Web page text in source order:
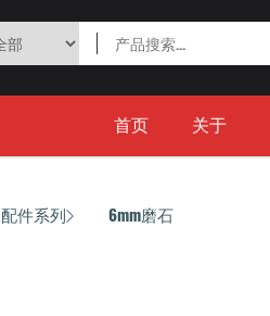
首页 关于
配件系列 6mm磨石